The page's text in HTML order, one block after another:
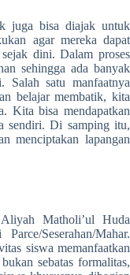
juga bisa diajak untuk
agar mereka dapat
dini. Dalam proses
sehingga ada banyak
Salah satu manfaatnya
belajar membatik, kita
Kita bisa mendapatkan
sendiri. Di samping itu,
menciptakan lapangan
Aliyah Matholi’ul Huda
Seserahan/Mahar.
siswa memanfaatkan
sebatas formalitas,